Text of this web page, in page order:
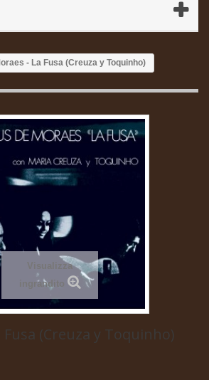
- La Fusa (Creuza y Toquinho)
Visualizza
ingrandito
Fusa (Creuza y Toquinho)